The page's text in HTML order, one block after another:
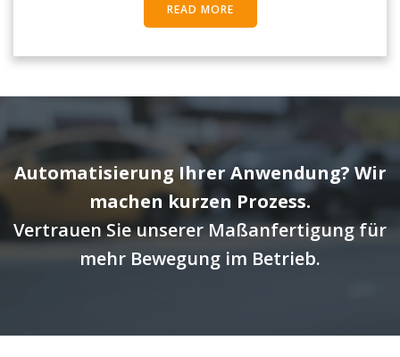
READ MORE
Automatisierung Ihrer Anwendung? Wir
machen kurzen Prozess.
Vertrauen Sie unserer Maßanfertigung für
mehr Bewegung im Betrieb.